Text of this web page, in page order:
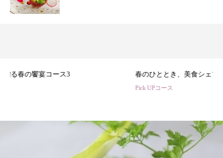
春のひととき、美食シェフ3名の特別コース